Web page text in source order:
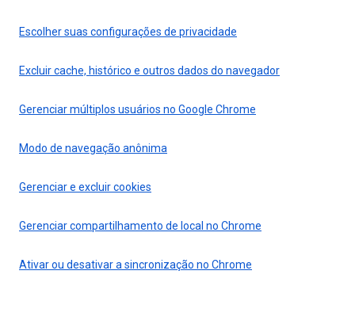
Escolher suas configurações de privacidade
Excluir cache, histórico e outros dados do navegador
Gerenciar múltiplos usuários no Google Chrome
Modo de navegação anônima
Gerenciar e excluir cookies
Gerenciar compartilhamento de local no Chrome
Ativar ou desativar a sincronização no Chrome